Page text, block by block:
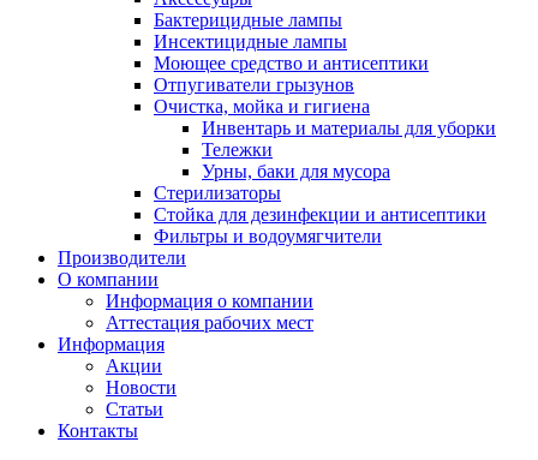
Бактерицидные лампы
Инсектицидные лампы
Моющее средство и антисептики
Отпугиватели грызунов
Очистка, мойка и гигиена
Инвентарь и материалы для уборки
Тележки
Урны, баки для мусора
Стерилизаторы
Стойка для дезинфекции и антисептики
Фильтры и водоумягчители
Производители
О компании
Информация о компании
Аттестация рабочих мест
Информация
Акции
Новости
Статьи
Контакты